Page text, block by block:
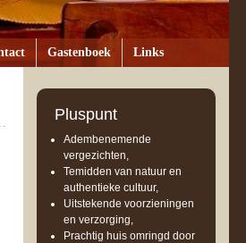
Gastenboek Links
Pluspunt
Adembenemende
vergezichten,
Temidden van natuur en
authentieke cultuur,
Uitstekende voorzieningen
en verzorging,
Prachtig huis omringd door